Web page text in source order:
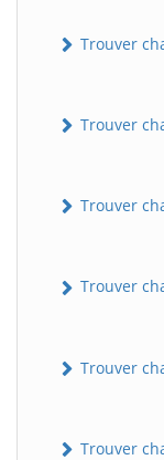
Trouver
Trouver
Trouver
Trouver
Trouver
Trouver